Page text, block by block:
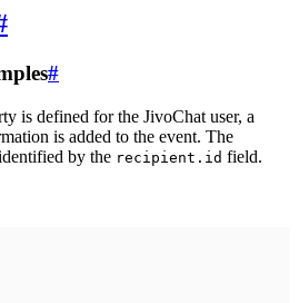
#
is defined for the JivoChat user, a
is added to the event. The
by the recipient.id field.